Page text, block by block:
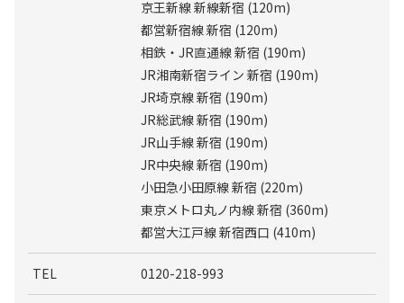
京王新線 新線新宿 (120m)
都営新宿線 新宿 (120m)
相鉄・JR直通線 新宿 (190m)
JR湘南新宿ライン 新宿 (190m)
JR埼京線 新宿 (190m)
JR総武線 新宿 (190m)
JR山手線 新宿 (190m)
JR中央線 新宿 (190m)
小田急小田原線 新宿 (220m)
東京メトロ丸ノ内線 新宿 (360m)
都営大江戸線 新宿西口 (410m)
TEL 0120-218-993